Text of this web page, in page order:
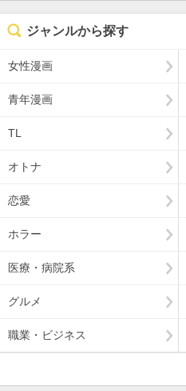
ジャンルから探す
女性漫画
青年漫画
TL
オトナ
恋愛
ホラー
医療・病院系
グルメ
職業・ビジネス